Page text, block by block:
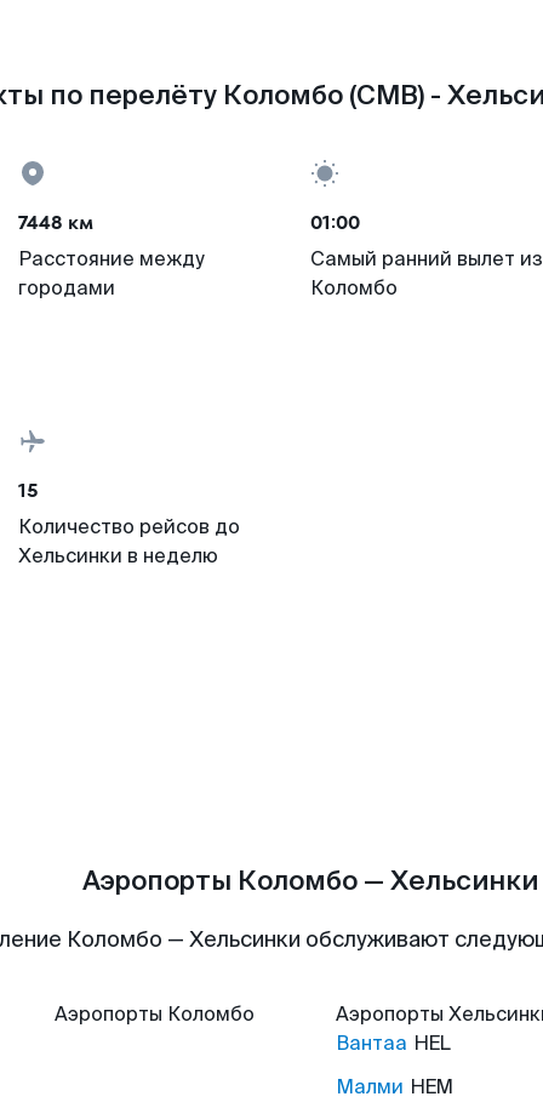
по перелёту Коломбо (CMB) -
7448 км
Расстояние между
городами
01:00
Самый ранний вылет из
Коломбо
15
Количество рейсов до
Хельсинки в неделю
Аэропорты Коломбо — Хельсинки
Коломбо — Хельсинки обслуживают
Аэропорты Коломбо Аэропорты
Вантаа HEL
Малми HEM